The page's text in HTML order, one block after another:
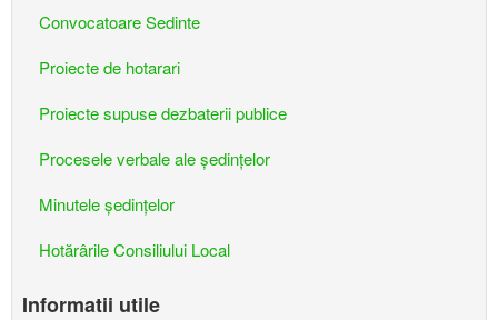
Convocatoare Sedinte
Proiecte de hotarari
Proiecte supuse dezbaterii publice
Procesele verbale ale ședințelor
Minutele ședințelor
Hotărârile Consiliului Local
Informatii utile